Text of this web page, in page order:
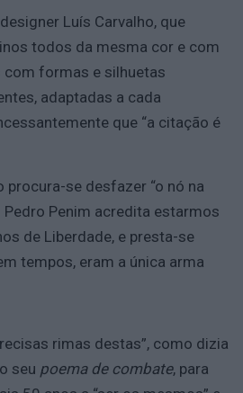
Luís Carvalho, que
todos da mesma cor e com
formas e silhuetas
adaptadas a cada
que “a citação é
procura-se desfazer “o nó na
Pedro Penim acredita estarmos
de Liberdade, e presta-se
tempos, eram a única arma
rimas destas”, como dizia
seu poema de combate, para